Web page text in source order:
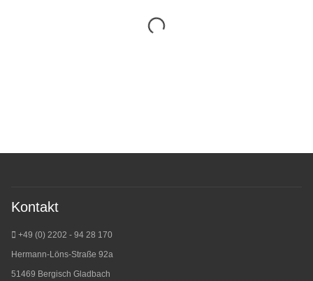
Kontakt
+49 (0) 2202 - 94 28 170
Hermann-Löns-Straße 92a
51469 Bergisch Gladbach